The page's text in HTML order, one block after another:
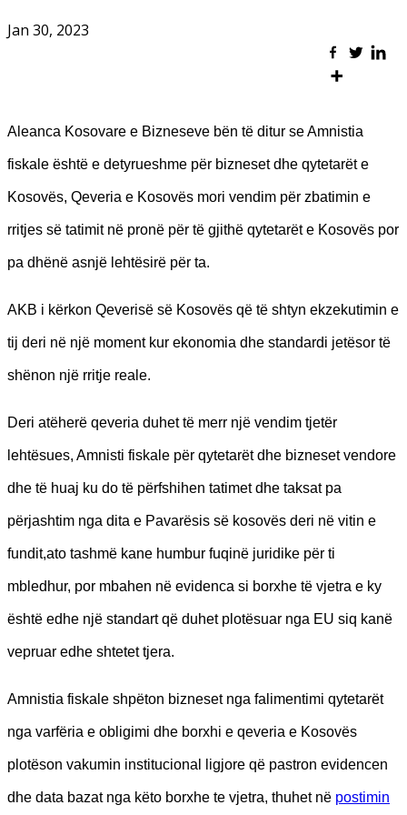
Jan 30, 2023
Aleanca Kosovare e Bizneseve bën të ditur se Amnistia
fiskale është e detyrueshme për bizneset dhe qytetarët e
Kosovës, Qeveria e Kosovës mori vendim për zbatimin e
rritjes së tatimit në pronë për të gjithë qytetarët e Kosovës por
pa dhënë asnjë lehtësirë për ta.
AKB i kërkon Qeverisë së Kosovës që të shtyn ekzekutimin e
tij deri në një moment kur ekonomia dhe standardi jetësor të
shënon një rritje reale.
Deri atëherë qeveria duhet të merr një vendim tjetër
lehtësues, Amnisti fiskale për qytetarët dhe bizneset vendore
dhe të huaj ku do të përfshihen tatimet dhe taksat pa
përjashtim nga dita e Pavarësis së kosovës deri në vitin e
fundit,ato tashmë kane humbur fuqinë juridike për ti
mbledhur, por mbahen në evidenca si borxhe të vjetra e ky
është edhe një standart që duhet plotësuar nga EU siq kanë
vepruar edhe shtetet tjera.
Amnistia fiskale shpëton bizneset nga falimentimi qytetarët
nga varfëria e obligimi dhe borxhi e qeveria e Kosovës
plotëson vakumin institucional ligjore që pastron evidencen
dhe data bazat nga këto borxhe te vjetra, thuhet në postimin